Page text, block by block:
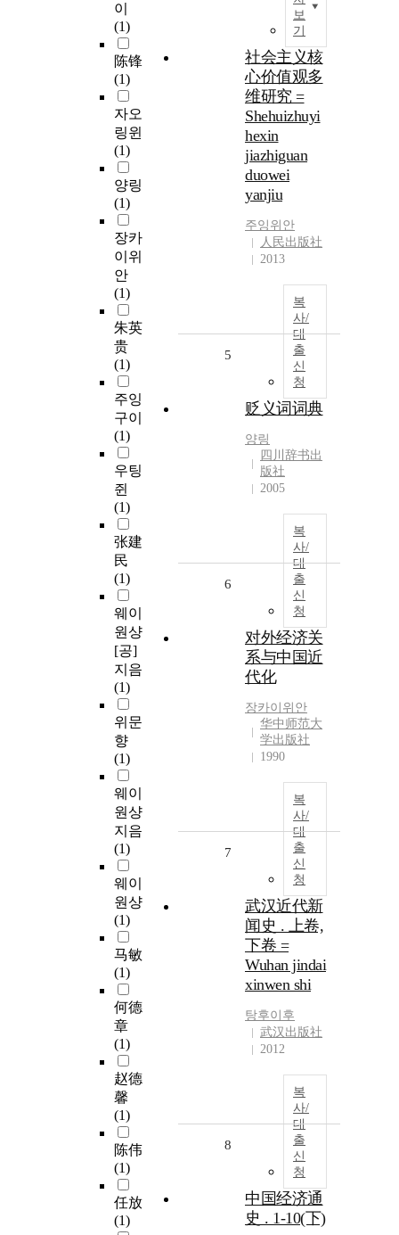
이
(1)
陈锋
(1)
자오
링윈
(1)
양링
(1)
장카
이위
안
(1)
朱英
贵
(1)
주잉
구이
(1)
우팅
쥔
(1)
张建
民
(1)
웨이
원샹
[공]
지음
(1)
위문
향
(1)
웨이
원샹
지음
(1)
웨이
원샹
(1)
马敏
(1)
何德
章
(1)
赵德
馨
(1)
陈伟
(1)
任放
(1)
보
기
社会主义核
心价值观多
维研究 =
Shehuizhuyi
hexin
jiazhiguan
duowei
yanjiu
주잉 위안
人民出版社
2013
복
사/
대
출
신
청
5
贬义词词典
양링
四川辞书出
版社
2005
복
사/
대
출
신
청
6
对外经济关
系与中国近
代化
장카이위안
华中师范大
学出版社
1990
복
사/
대
출
신
청
7
武汉近代新
闻史 . 上卷,
下卷 =
Wuhan jindai
xinwen shi
탕후이후
武汉出版社
2012
복
사/
대
출
신
청
8
中国经济通
史 . 1-10(下)